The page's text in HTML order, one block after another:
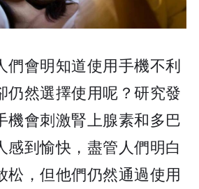
們會明知道使用手機不利
仍然選擇使用呢？研究發
機會刺激腎上腺素和多巴
感到愉快，盡管人們明白
松，但他們仍然通過使用